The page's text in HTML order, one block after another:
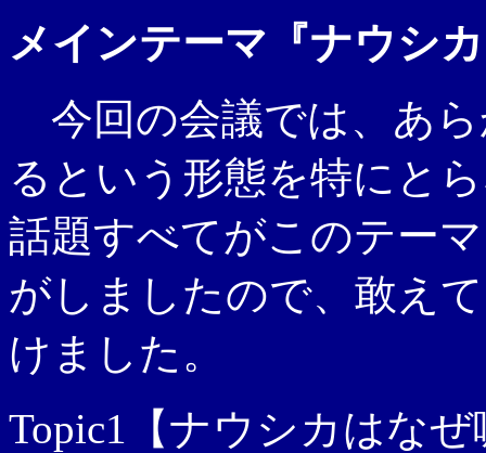
メインテーマ『ナウシ
今回の会議では、あ
るという形態を特にと
話題すべてがこのテー
がしましたので、敢え
けました。
Topic1【ナウシカはな